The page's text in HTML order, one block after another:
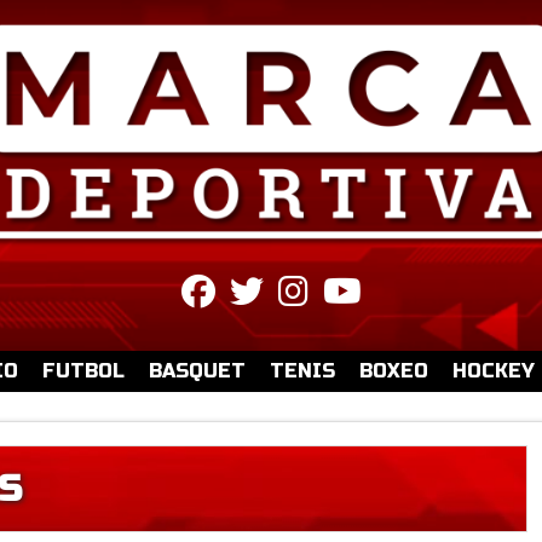
fab
fa-
facebook
fab
fa-
twitter
fab
fa-
instagram
fa-
youtube
FUTBOL BASQUET TENIS BOXEO HOCKEY